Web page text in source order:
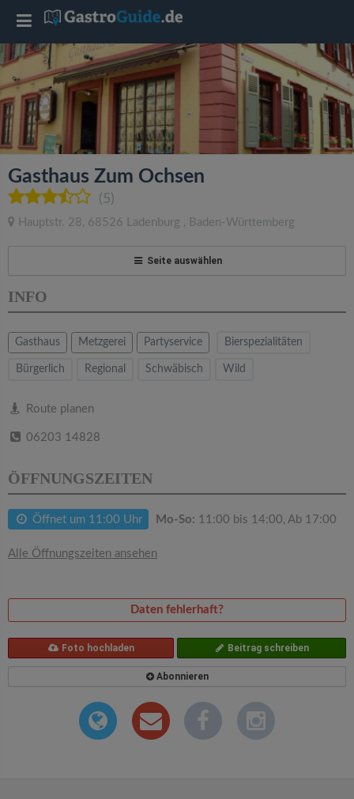
Gasthaus Zum Ochsen
(5)
Hauptstr. 28, 68526 Ladenburg , Baden-Württemberg
Seite auswählen
INFO
Gasthaus Metzgerei Partyservice Bierspezialitäten
Bürgerlich Regional Schwäbisch Wild
Route planen
06203 14828
ÖFFNUNGSZEITEN
Öffnet um 11:00 Uhr Mo-So: 11:00 bis 14:00, Ab 17:00
Alle Öffnungszeiten ansehen
Daten fehlerhaft?
Foto hochladen Beitrag schreiben
Abonnieren
T
g
g
l
e
a
v
g
a
t